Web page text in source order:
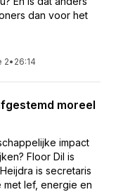
dan voor het
2• 26:14
moreel
impact
Floor Dil is
is secretaris
met lef, energie en